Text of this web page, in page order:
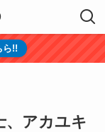
ら!!
、アカユキ